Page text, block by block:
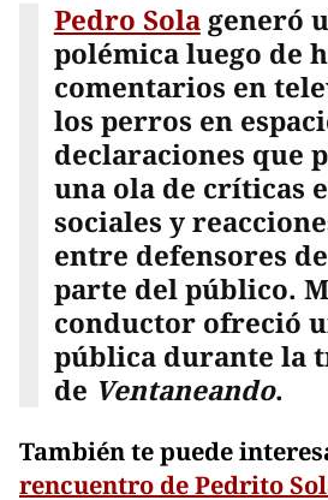
Pedro Solageneró
polémica luego de
comentarios en
los perros en
declaraciones que
una ola de críticas
sociales y
entre defensores
parte del público.
conductor ofreció
pública durante la
de Ventaneando.
También te puede
rencuentro de Pedrito